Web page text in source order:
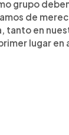
grupo
de
tanto en
lugar en